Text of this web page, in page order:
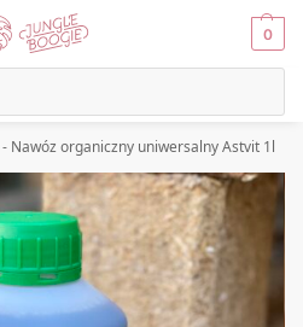
0
- Nawóz organiczny uniwersalny Astvit 1l